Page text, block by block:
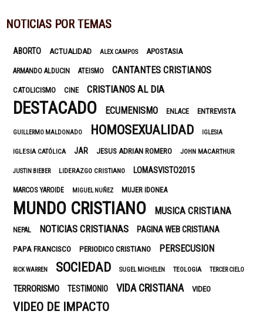
NOTICIAS POR TEMAS
ABORTO ACTUALIDAD ALEX CAMPOS APOSTASIA
ARMANDO ALDUCIN ATEISMO CANTANTES CRISTIANOS
CATOLICISMO CINE CRISTIANOS AL DIA
DESTACADO ECUMENISMO ENLACE ENTREVISTA
GUILLERMO MALDONADO HOMOSEXUALIDAD IGLESIA
IGLESIA CATÓLICA JAR JESUS ADRIAN ROMERO JOHN MACARTHUR
JUSTIN BIEBER LIDERAZGO CRISTIANO LOMASVISTO2015
MARCOS YAROIDE MIGUEL NUÑEZ MUJER IDONEA
MUNDO CRISTIANO MUSICA CRISTIANA
NEPAL NOTICIAS CRISTIANAS PAGINA WEB CRISTIANA
PAPA FRANCISCO PERIODICO CRISTIANO PERSECUSION
RICK WARREN SOCIEDAD SUGEL MICHELEN TEOLOGIA TERCER CIELO
TERRORISMO TESTIMONIO VIDA CRISTIANA VIDEO
VIDEO DE IMPACTO